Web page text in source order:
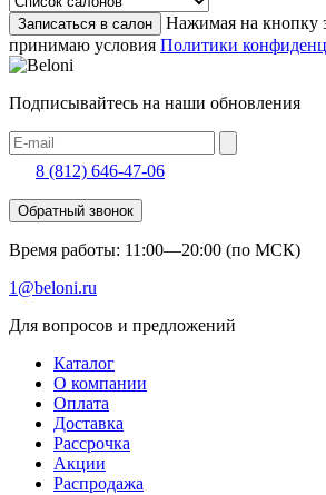
Записаться в салон
Нажимая на кнопку
принимаю условия Политики
Подписывайтесь на наши обновления
8 (812) 646-47-06
Обратный звонок
Время работы: 11:00—20:00 (по МСК)
1@beloni.ru
Для вопросов и предложений
Каталог
О компании
Оплата
Доставка
Рассрочка
Акции
Распродажа